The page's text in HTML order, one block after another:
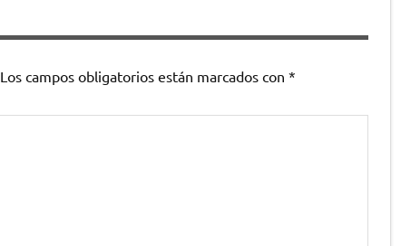
Los campos obligatorios están marcados con *